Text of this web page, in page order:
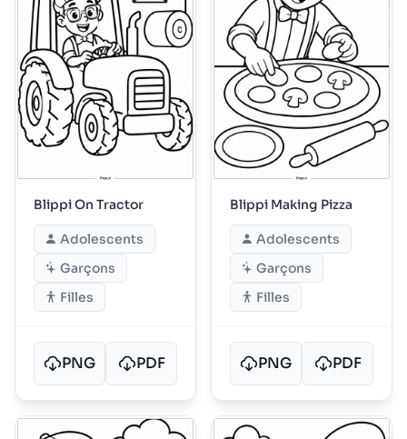
Blippi On Tractor
Adolescents
Garçons
Filles
PNG PDF
Blippi Making Pizza
Adolescents
Garçons
Filles
PNG PDF